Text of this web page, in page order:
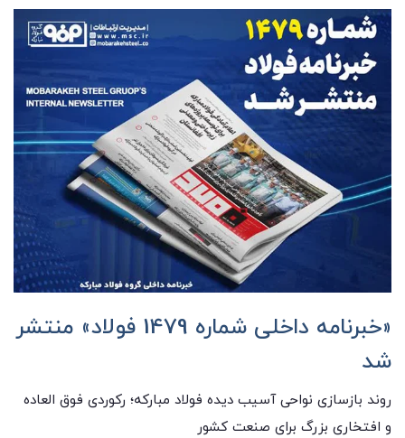
«خبرنامه داخلی شماره 1479 فولاد» منتشر
شد
روند بازسازی نواحی آسیب دیده فولاد مبارکه؛ رکوردی فوق العاده
و افتخاری بزرگ برای صنعت کشور